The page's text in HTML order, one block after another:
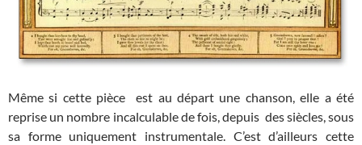
Même si cette pièce est au départ une chanson, elle a été
reprise un nombre incalculable de fois, depuis des siècles, sous
sa forme uniquement instrumentale. C’est d’ailleurs cette